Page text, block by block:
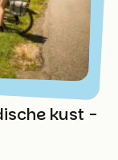
kust -